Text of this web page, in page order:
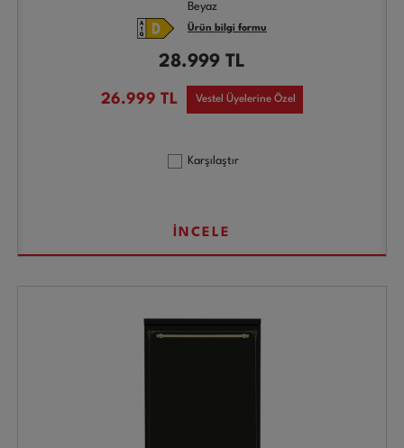
Beyaz
Ürün bilgi formu
28.999 TL
26.999 TL Vestel Üyelerine Özel
Karşılaştır
İNCELE